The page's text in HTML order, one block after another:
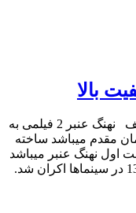
دانلود قانونی نهنگ عنبر 2 با 4 کیفیت مختلف نهنگ عنبر 2 فیلمی به
مقدم میباشد ساخته
قسمت اول نهنگ عنبر میباشد
محسوب میشود از تاریخ 20 اردیبهشت 1396 در سینماها اکران شد.